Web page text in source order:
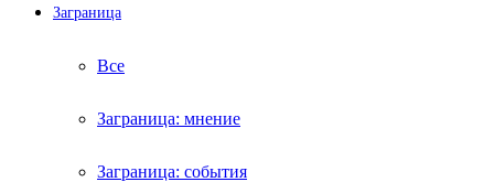
Заграница
Все
Заграница: мнение
Заграница: события